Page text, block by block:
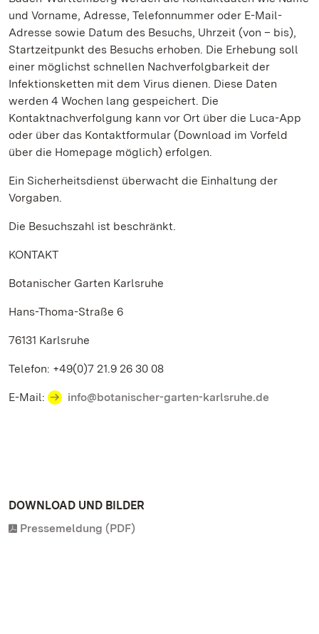
und Vorname, Adresse, Telefonnummer oder E-Mail-
Adresse sowie Datum des Besuchs, Uhrzeit (von – bis),
Startzeitpunkt des Besuchs erhoben. Die Erhebung soll
einer möglichst schnellen Nachverfolgbarkeit der
Infektionsketten mit dem Virus dienen. Diese Daten
werden 4 Wochen lang gespeichert. Die
Kontaktnachverfolgung kann vor Ort über die Luca-App
oder über das Kontaktformular (Download im Vorfeld
über die Homepage möglich) erfolgen.
Ein Sicherheitsdienst überwacht die Einhaltung der
Vorgaben.
Die Besuchszahl ist beschränkt.
KONTAKT
Botanischer Garten Karlsruhe
Hans-Thoma-Straße 6
76131 Karlsruhe
Telefon: +49(0)7 21.9 26 30 08
E-Mail: info@botanischer-garten-karlsruhe.de
DOWNLOAD UND BILDER
Pressemeldung (PDF)